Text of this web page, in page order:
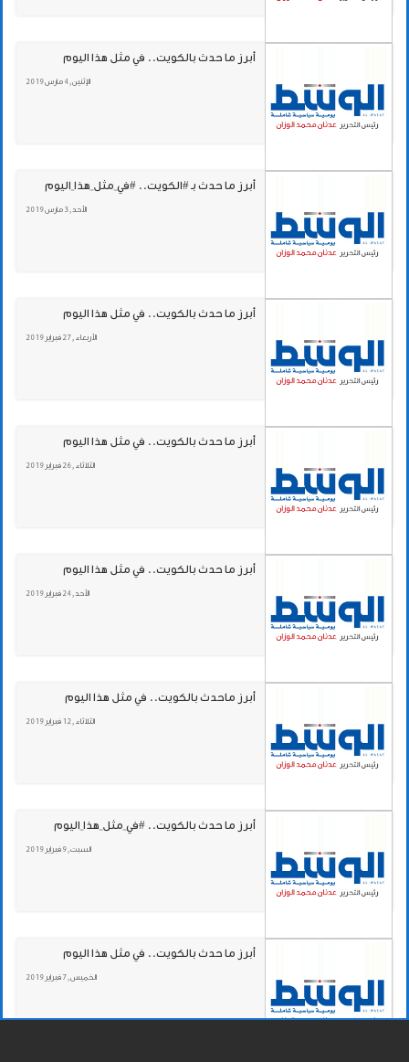
أبرز ما حدث بالكويت.. في مثل هذا اليوم
الإثنين , 4 مارس 2019
أبرز ما حدث بـ #الكويت.. #في_مثل_هذا_اليوم
الأحد , 3 مارس 2019
أبرز ما حدث بالكويت.. في مثل هذا اليوم
الأربعاء , 27 فبراير 2019
أبرز ما حدث بالكويت.. في مثل هذا اليوم
الثلاثاء , 26 فبراير 2019
أبرز ما حدث بالكويت.. في مثل هذا اليوم
الأحد , 24 فبراير 2019
أبرز ماحدث بالكويت.. في مثل هذا اليوم
الثلاثاء , 12 فبراير 2019
أبرز ما حدث بالكويت.. #في_مثل_هذا_اليوم
السبت , 9 فبراير 2019
أبرز ما حدث بالكويت.. في مثل هذا اليوم
الخميس , 7 فبراير 2019